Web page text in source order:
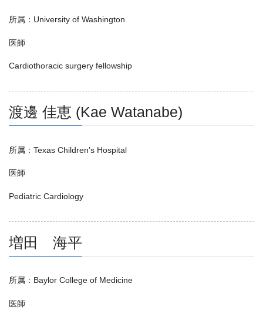
所属：University of Washington
医師
Cardiothoracic surgery fellowship
渡邊 佳恵 (Kae Watanabe)
所属：Texas Children’s Hospital
医師
Pediatric Cardiology
増田 海平
所属：Baylor College of Medicine
医師